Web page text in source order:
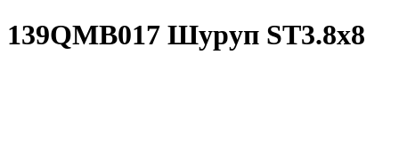
139QMB017 Шуруп ST3.8х8